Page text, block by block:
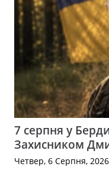
7 серпня у
Захисником
Четвер, 6 Серпня, 2026